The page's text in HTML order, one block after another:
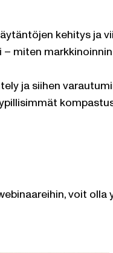
kehitys ja
miten
ja siihen
voit